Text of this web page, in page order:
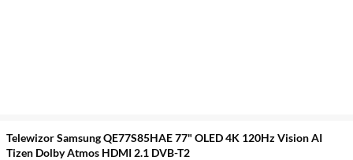
Telewizor Samsung QE77S85HAE 77" OLED 4K 120Hz Vision AI
Tizen Dolby Atmos HDMI 2.1 DVB-T2